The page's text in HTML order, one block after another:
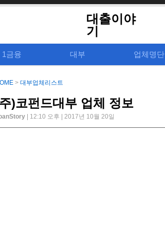
대출이야
기
1금융 대부 업체명단
> 대부업체리스트
)코펀드대부 업체 정보
| 12:10 오후 | 2017년 10월 20일